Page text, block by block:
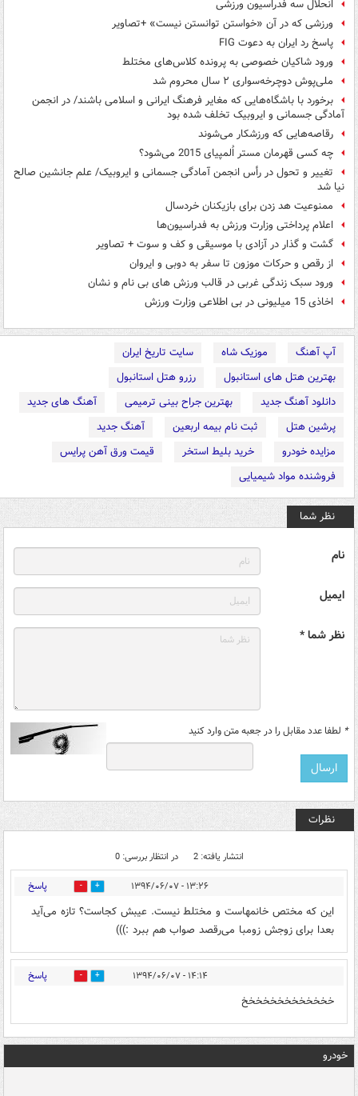
انحلال سه فدراسیون ورزشی
ورزشی که در آن «خواستن توانستن نیست» +تصاویر
پاسخ رد ایران به دعوت FIG
ورود شاکیان خصوصی به پرونده کلاس‌های مختلط
ملی‌پوش دوچرخه‌سواری ۲ سال محروم شد
برخورد با باشگاه‌هایی که مغایر فرهنگ ایرانی و اسلامی باشند/ در انجمن
آمادگی جسمانی و ایروبیک تخلف شده بود
رقاصه‌هایی که ورزشکار می‌شوند
چه کسی قهرمان مستر اُلمپیای 2015 می‌شود؟
تغییر و تحول در رأس انجمن آمادگی جسمانی و ایروبیک/ علم جانشین صالح
نیا شد
ممنوعیت هد زدن برای بازیکنان خردسال
اعلام پرداختی وزارت ورزش به فدراسیون‌ها
گشت و گذار در آزادی با موسیقی و کف و سوت + تصاویر
از رقص و حرکات موزون تا سفر به دوبی و ایروان
ورود سبک زندگی غربی در قالب ورزش های بی نام و نشان
اخاذی 15 میلیونی در بی اطلاعی وزارت ورزش
آپ آهنگ موزیک شاه
سایت تاریخ ایران
بهترین هتل های استانبول
رزرو هتل استانبول
دانلود آهنگ جدید
بهترین جراح بینی ترمیمی
آهنگ های جدید
پرشین هتل
ثبت نام بیمه اربعین
آهنگ جدید
مزایده خودرو
خرید بلیط استخر
قیمت ورق آهن پرایس
فروشنده مواد شیمیایی
نظر شما
نام
ایمیل
نظر شما *
* لطفا عدد مقابل را در جعبه متن وارد کنید
نظرات
انتشار یافته: 2 در انتظار بررسی: 0
۱۳:۲۶ - ۱۳۹۴/۰۶/۰۷ 0 پاسخ
این که مختص خانمهاست و مختلط نیست. عیبش کجاست؟ تازه می‌آید
بعدا برای زوجش زومبا می‌رقصد صواب هم ببرد :)))
۱۴:۱۴ - ۱۳۹۴/۰۶/۰۷ 0 پاسخ
خخخخخخخخخخخخخ
خودرو